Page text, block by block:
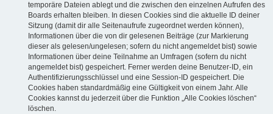
temporäre Dateien ablegt und die zwischen den einzelnen Aufrufen des
Boards erhalten bleiben. In diesen Cookies sind die aktuelle ID deiner
Sitzung (damit dir alle Seitenaufrufe zugeordnet werden können),
Informationen über die von dir gelesenen Beiträge (zur Markierung
dieser als gelesen/ungelesen; sofern du nicht angemeldet bist) sowie
Informationen über deine Teilnahme an Umfragen (sofern du nicht
angemeldet bist) gespeichert. Ferner werden deine Benutzer-ID, ein
Authentifizierungsschlüssel und eine Session-ID gespeichert. Die
Cookies haben standardmäßig eine Gültigkeit von einem Jahr. Alle
Cookies kannst du jederzeit über die Funktion „Alle Cookies löschen“
löschen.